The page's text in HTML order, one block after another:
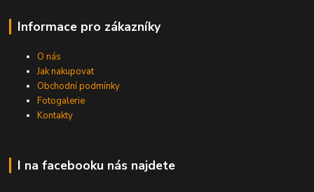
Informace pro zákazníky
O nás
Jak nakupovat
Obchodní podmínky
Fotogalerie
Kontakty
I na facebooku nás najdete